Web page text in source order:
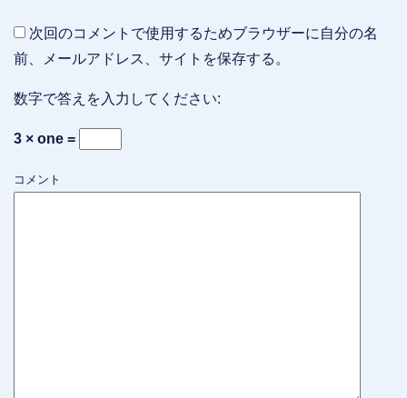
次回のコメントで使用するためブラウザーに自分の名
前、メールアドレス、サイトを保存する。
数字で答えを入力してください:
3 × one =
コメント